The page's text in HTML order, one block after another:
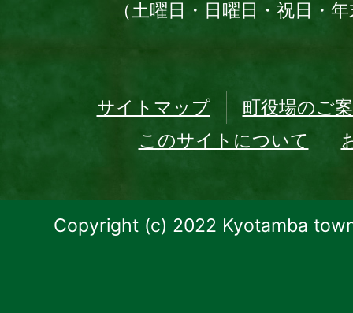
（土曜日・日曜日・祝日・
サイトマップ
町役場のご
このサイトについて
Copyright (c) 2022 Kyotamba